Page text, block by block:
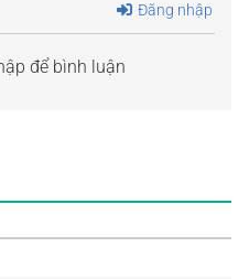
Đăng nhập
để bình luận